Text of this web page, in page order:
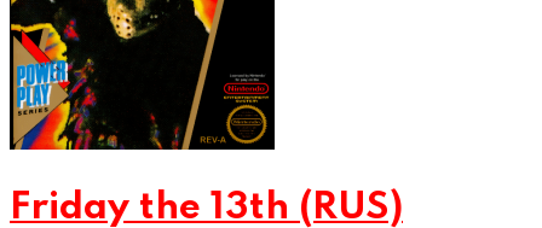
Friday the 13th (RUS)